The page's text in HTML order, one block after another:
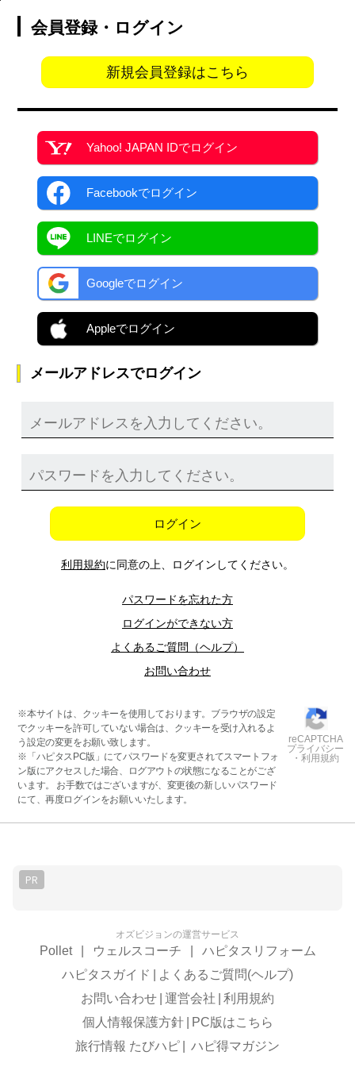
会員登録・ログイン
新規会員登録はこちら
Yahoo! JAPAN IDでログイン
Facebookでログイン
LINEでログイン
Googleでログイン
Appleでログイン
メールアドレスでログイン
ログイン
利用規約に同意の上、ログインしてください。
パスワードを忘れた方
ログインができない方
よくあるご質問（ヘルプ）
お問い合わせ
※本サイトは、クッキーを使用しております。ブラウザの設定
でクッキーを許可していない場合は、クッキーを受け入れるよ
う設定の変更をお願い致します。
※「ハピタスPC版」にてパスワードを変更されてスマートフォ
ン版にアクセスした場合、ログアウトの状態になることがござ
います。 お手数ではございますが、変更後の新しいパスワード
にて、再度ログインをお願いいたします。
reCAPTCHA
プライバシー
・利用規約
PR
オズビジョンの運営サービス
Pollet ウェルスコーチ
ハピタスリフォーム
ハピタスガイド
よくあるご質問(ヘルプ)
お問い合わせ 運営会社
利用規約
個人情報保護方針
PC版はこちら
旅行情報 たびハピ
ハピ得マガジン